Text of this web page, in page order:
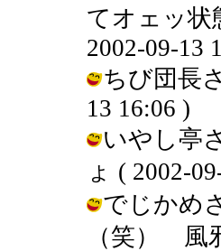
てオェッ状
2002-09-13
ちび団長
13 16:06 )
いやし亭
ょ ( 2002-
でじかめ
（笑） 風